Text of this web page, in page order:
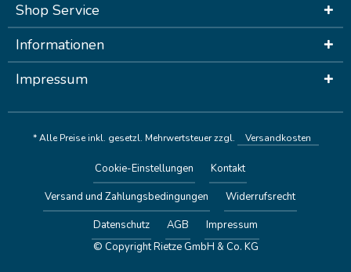
Shop Service
Informationen
Impressum
* Alle Preise inkl. gesetzl. Mehrwertsteuer zzgl. Versandkosten
Cookie-Einstellungen
Kontakt
Versand und Zahlungsbedingungen
Widerrufsrecht
Datenschutz
AGB
Impressum
© Copyright Rietze GmbH & Co. KG